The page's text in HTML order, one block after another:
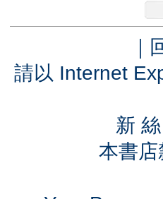
｜
請以 Internet
新
本書